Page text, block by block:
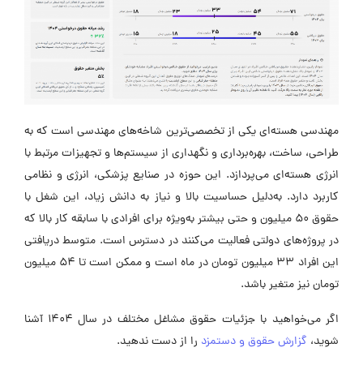
مهندسی هسته‌ای یکی از تخصصی‌ترین شاخه‌های مهندسی است که به
طراحی، ساخت، بهره‌برداری و نگهداری از سیستم‌ها و تجهیزات مرتبط با
انرژی هسته‌ای می‌پردازد. این حوزه در صنایع پزشکی، انرژی و نظامی
کاربرد دارد. به‌دلیل حساسیت بالا و نیاز به دانش زیاد، این شغل با
حقوق ۵۰ میلیون و حتی بیشتر به‌ویژه برای افرادی با سابقه کار بالا که
در پروژه‌های دولتی فعالیت می‌کنند در دسترس است. متوسط دریافتی
این افراد ۳۳ میلیون تومان در ماه است و ممکن است تا ۵۴ میلیون
تومان نیز متغیر باشد.
اگر می‌خواهید با جزئیات حقوق مشاغل مختلف در سال ۱۴۰۴ آشنا
شوید، گزارش حقوق و دستمزد را از دست ندهید.